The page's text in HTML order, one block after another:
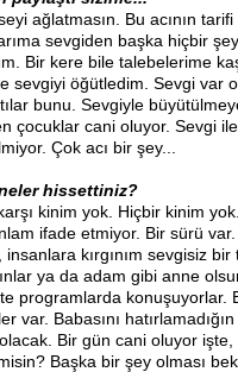
ağlatmasın. Bu acının
sevgiden başka hiçbir
Bir kere bile talebelerime
sevgiyi öğütledim. Sevgi var
bunu. Sevgiyle
çocuklar cani oluyor. Sevgi
Çok acı bir şey...
neler hissettiniz?
kinim yok. Hiçbir kinim
ifade etmiyor. Bir sürü
kırgınım sevgisiz
ya da adam gibi anne
programlarda konuşuyorlar.
var. Babasını
Bir gün cani oluyor
Başka bir şey olması